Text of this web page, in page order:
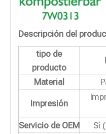
Descripción del
tipo de
producto
Material
Impresión
Servicio de OEM
Sí